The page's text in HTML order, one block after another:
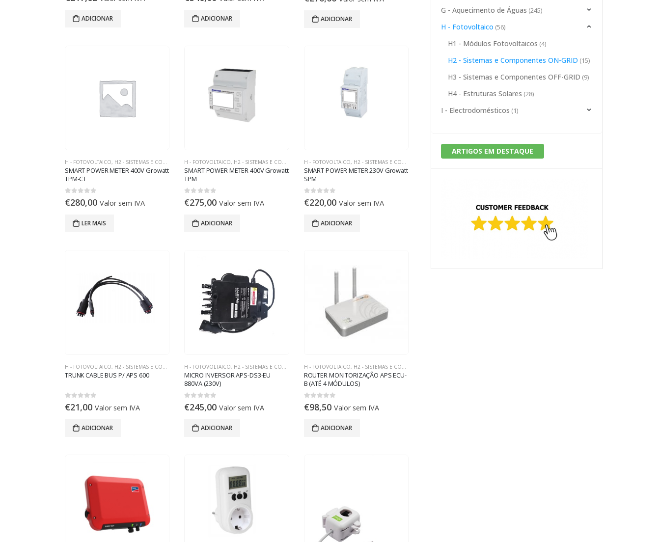
ADICIONAR ADICIONAR ADICIONAR
H - FOTOVOLTAICO, H2 - SISTEMAS E COMPONENTES ON-GRID
SMART POWER METER 400V Growatt
TPM-CT
0out of 5
€280,00 Valor sem IVA
LER MAIS
H - FOTOVOLTAICO, H2 - SISTEMAS E COMPONENTES ON-GRID
SMART POWER METER 400V Growatt
TPM
0out of 5
€275,00 Valor sem IVA
ADICIONAR
H - FOTOVOLTAICO, H2 - SISTEMAS E COMPONENTES ON-GRID
SMART POWER METER 230V Growatt
SPM
0out of 5
€220,00 Valor sem IVA
ADICIONAR
H - FOTOVOLTAICO, H2 - SISTEMAS E COMPONENTES ON-GRID
TRUNK CABLE BUS P/ APS 600
€21,00 Valor sem IVA
ADICIONAR
H - FOTOVOLTAICO, H2 - SISTEMAS E COMPONENTES ON-GRID
MICRO INVERSOR APS-DS3-EU
880VA (230V)
€245,00 Valor sem IVA
ADICIONAR
H - FOTOVOLTAICO, H2 - SISTEMAS E COMPONENTES ON-GRID
ROUTER MONITORIZAÇÃO APS ECU-
B (ATÉ 4 MÓDULOS)
€98,50 Valor sem IVA
ADICIONAR
G - Aquecimento de Águas (245)
H - Fotovoltaico (56)
H1 - Módulos Fotovoltaicos (4)
H2 - Sistemas e Componentes ON-GRID (15)
H3 - Sistemas e Componentes OFF-GRID (9)
H4 - Estruturas Solares (28)
I - Electrodomésticos (1)
ARTIGOS EM DESTAQUE